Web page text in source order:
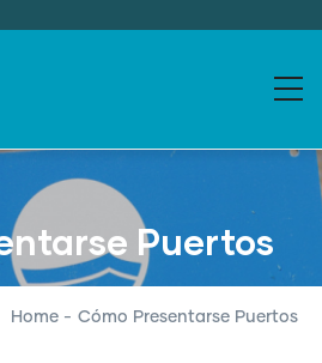
Puertos
Home - Cómo Presentarse Puertos